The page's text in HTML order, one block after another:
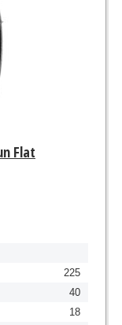
Flat
225
40
18